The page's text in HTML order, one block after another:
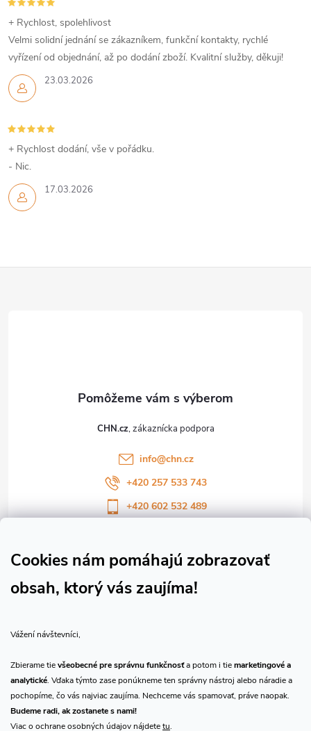
Cookies nám pomáhajú zobrazovať
obsah, ktorý vás zaujíma!
Vážení návštevníci,
Zbierame tievšeobecné pre správnu funkčnosťa potom i tiemarketingové a
analytické. Vďaka týmto zase ponúkneme ten správny nástroj alebo náradie a
pochopíme, čo vás najviac zaujíma. Nechceme vás spamovať, práve naopak.
Budeme radi, ak zostanete s nami!
Viac o ochrane osobných údajov nájdetetu.
r
v
k
y
v
ý
p
i
u
23.03.2026
+ Rychlost, spolehlivost
Velmi solidní jednání se zákazníkem, funkční kontakty, rychlé
vyřízení od objednání, až po dodání zboží. Kvalitní služby, děkuji!
17.03.2026
+ Rychlost dodání, vše v pořádku.
- Nic.
CHN.cz
info@chn.cz
+420 257 533 743
+420 602 532 489
Sledujte náš vlog CHN_CZ
Prijímame online platby